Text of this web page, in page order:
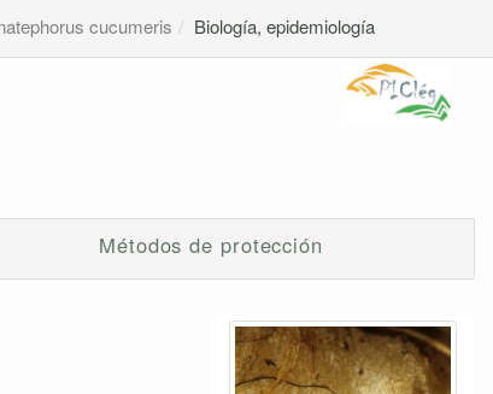
cucumeris Biología, epidemiología
Métodos de protección